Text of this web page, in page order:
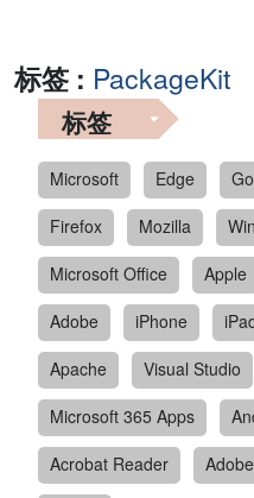
标签 : PackageKit
标签
Microsoft Edge
Firefox
Mozilla
Microsoft Office
Apple
Adobe
iPhone
Apache
Visual Studio
Microsoft 365 Apps
Acrobat Reader